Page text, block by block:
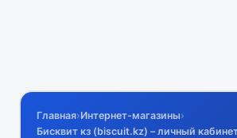
Главная›Интернет-магазины›
Бисквит кз (biscuit.kz) – личный